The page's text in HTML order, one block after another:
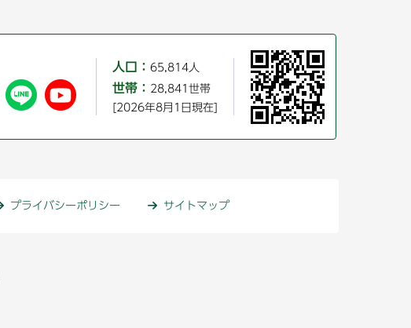
人口： 65,814人
世帯： 28,841世帯
[2026年8月1日現在]
プライバシーポリシー サイトマップ